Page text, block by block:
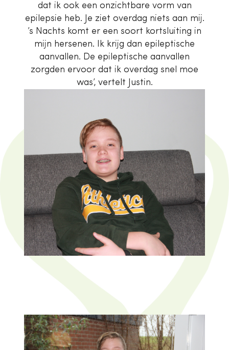
dat ik ook een onzichtbare vorm van
epilepsie heb. Je ziet overdag niets aan mij.
’s Nachts komt er een soort kortsluiting in
mijn hersenen. Ik krijg dan epileptische
aanvallen. De epileptische aanvallen
zorgden ervoor dat ik overdag snel moe
was’, vertelt Justin.